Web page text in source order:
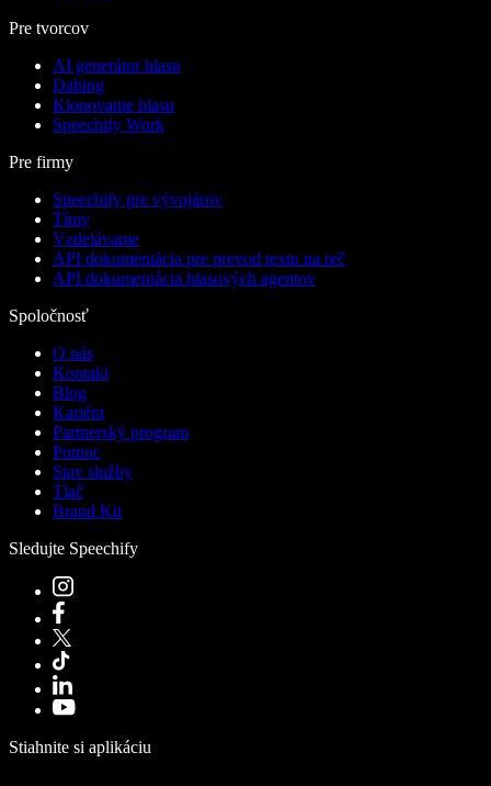
Pre tvorcov
AI generátor hlasu
Dabing
Klonovanie hlasu
Speechify Work
Pre firmy
Speechify pre vývojárov
Tímy
Vzdelávanie
API dokumentácia pre prevod textu na reč
API dokumentácia hlasových agentov
Spoločnosť
O nás
Kontakt
Blog
Kariéra
Partnerský program
Pomoc
Stav služby
Tlač
Brand Kit
Sledujte Speechify
Stiahnite si aplikáciu